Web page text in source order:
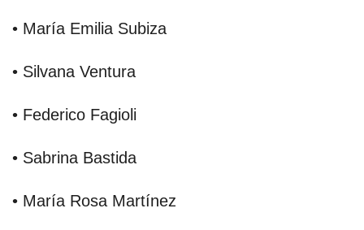
• María Emilia Subiza
• Silvana Ventura
• Federico Fagioli
• Sabrina Bastida
• María Rosa Martínez